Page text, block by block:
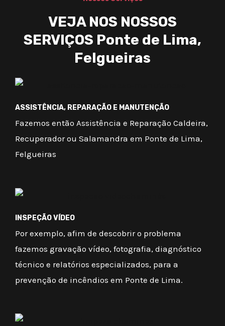
VEJA NOS NOSSOS
SERVIÇOS Ponte de Lima,
Felgueiras
ASSISTÊNCIA, REPARAÇÃO E MANUTENÇÃO
Fazemos então Assistência e Reparação Caldeira,
Recuperador ou Salamandra em Ponte de Lima,
Felgueiras
INSPEÇÃO VÍDEO
Por exemplo, afim de descobrir o problema
fazemos gravação vídeo, fotografia, diagnóstico
técnico e relatórios especializados, para a
prevenção de incêndios em Ponte de Lima.